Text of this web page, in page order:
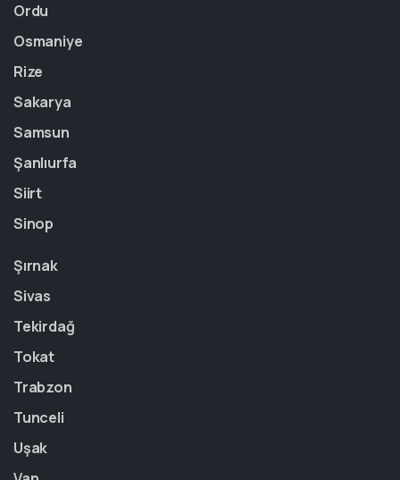
Ordu
Osmaniye
Rize
Sakarya
Samsun
Şanlıurfa
Siirt
Sinop
Şırnak
Sivas
Tekirdağ
Tokat
Trabzon
Tunceli
Uşak